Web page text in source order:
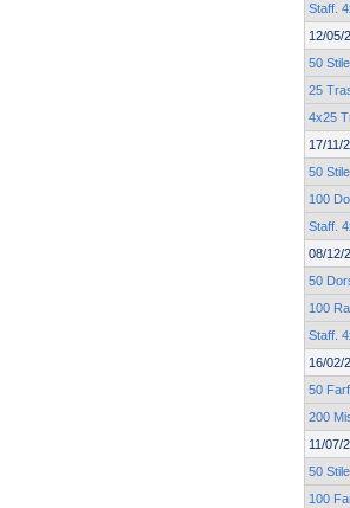
Staff.
12/05/
50
25
4x25
17/11/
50
100
Staff.
08/12/
50
100
Staff.
16/02/
50
200
11/07/
50
100